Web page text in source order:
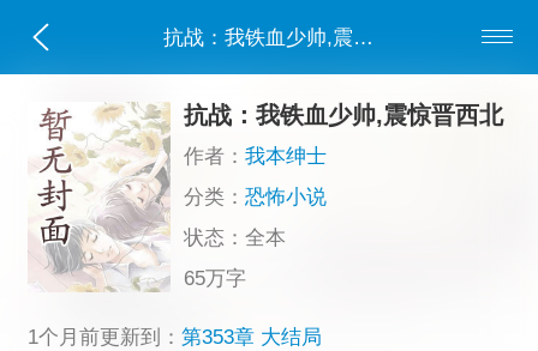
抗战：我铁血少帅,震惊晋西北
抗战：我铁血少帅,震惊晋西北
作者：我本绅士
分类：恐怖小说
状态：全本
65万字
1个月前更新到： 第353章 大结局